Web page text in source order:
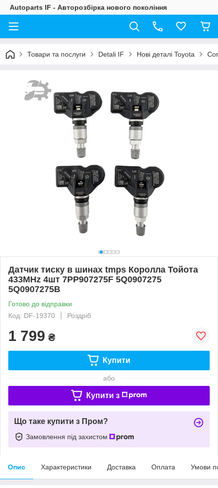
Autoparts IF - Авторозбірка нового покоління
Товари та послуги Detali IF Нові деталі Toyota
Датчик тиску в шинах tmps Королла Тойота
433MHz 4шт 7PP907275F 5Q0907275
5Q0907275B
Готово до відправки
Код: DF-19370
Роздріб
1 799 ₴
Купити
або
Купити з
Що таке купити з Пром?
Замовлення під захистом
Опис Характеристики Доставка Оплата Умови